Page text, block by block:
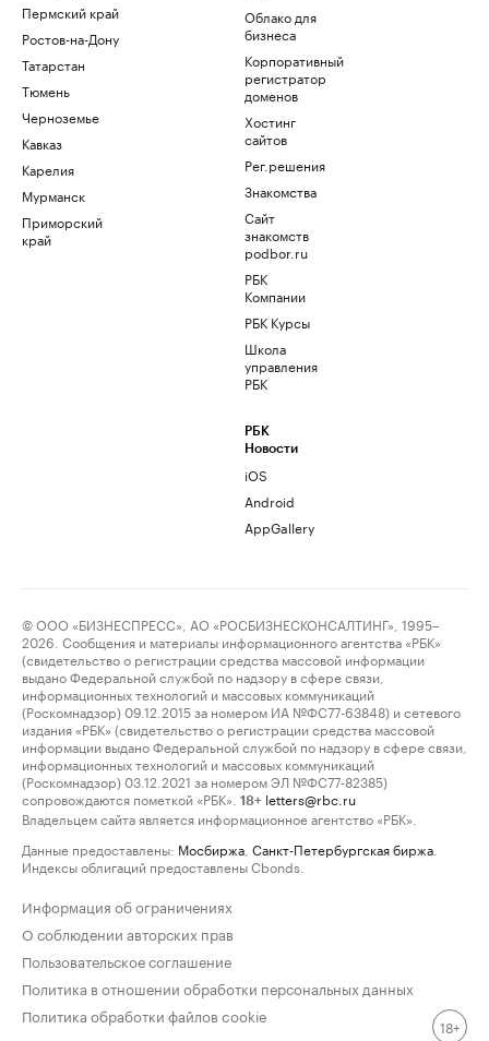
Пермский край
Ростов-на-Дону
Татарстан
Тюмень
Черноземье
Кавказ
Карелия
Мурманск
Приморский
край
Облако для
бизнеса
Корпоративный
регистратор
доменов
Хостинг
сайтов
Рег.решения
Знакомства
Сайт
знакомств
podbor.ru
РБК
Компании
РБК Курсы
Школа
управления
РБК
РБК
Новости
iOS
Android
AppGallery
© ООО «БИЗНЕСПРЕСС», АО «РОСБИЗНЕСКОНСАЛТИНГ», 1995–
2026. Сообщения и материалы информационного агентства «РБК»
(свидетельство о регистрации средства массовой информации
выдано Федеральной службой по надзору в сфере связи,
информационных технологий и массовых коммуникаций
(Роскомнадзор) 09.12.2015 за номером ИА №ФС77-63848) и сетевого
издания «РБК» (свидетельство о регистрации средства массовой
информации выдано Федеральной службой по надзору в сфере связи,
информационных технологий и массовых коммуникаций
(Роскомнадзор) 03.12.2021 за номером ЭЛ №ФС77-82385)
сопровождаются пометкой «РБК».
18+ letters@rbc.ru
Владельцем сайта является информационное агентство «РБК».
Данные предоставлены: Мосбиржа Санкт-Петербургская биржа
Индексы облигаций предоставлены Cbonds.
Информация об ограничениях
О соблюдении авторских прав
Пользовательское соглашение
Политика в отношении обработки персональных данных
Политика обработки файлов cookie
18+